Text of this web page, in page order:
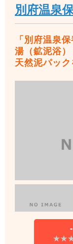
別府温泉
「別府温泉
湯（鉱泥浴
天然泥パック
-